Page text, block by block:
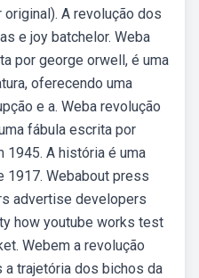
A revolução dos
e joy batchelor. Weba
por george orwell, é uma
oferecendo uma
e a. Weba revolução
fábula escrita por
1945. A história é uma
1917. Webabout press
advertise developers
how youtube works test
Webem a revolução
a trajetória dos bichos da